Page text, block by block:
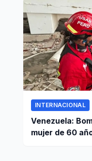
INTERNACIONAL
Venezuela:
mujer de 60